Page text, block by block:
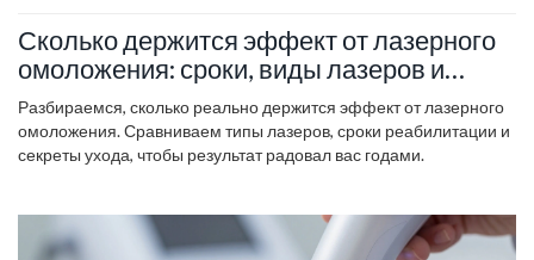
Сколько держится эффект от лазерного
омоложения: сроки, виды лазеров и
секреты продления результата
Разбираемся, сколько реально держится эффект от лазерного
омоложения. Сравниваем типы лазеров, сроки реабилитации и
секреты ухода, чтобы результат радовал вас годами.